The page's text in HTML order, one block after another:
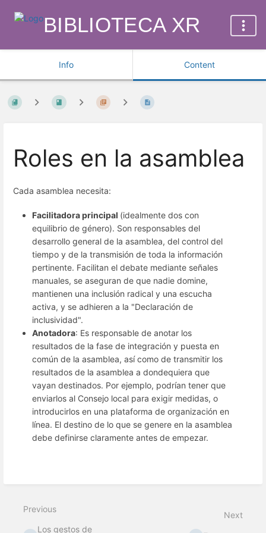
BIBLIOTECA XR
Info Content
Roles en la asamblea
Cada asamblea necesita:
Facilitadora principal (idealmente dos con
equilibrio de género). Son responsables del
desarrollo general de la asamblea, del control del
tiempo y de la transmisión de toda la información
pertinente. Facilitan el debate mediante señales
manuales, se aseguran de que nadie domine,
mantienen una inclusión radical y una escucha
activa, y se adhieren a la "Declaración de
inclusividad".
Anotadora: Es responsable de anotar los
resultados de la fase de integración y puesta en
común de la asamblea, así como de transmitir los
resultados de la asamblea a dondequiera que
vayan destinados. Por ejemplo, podrían tener que
enviarlos al Consejo local para exigir medidas, o
introducirlos en una plataforma de organización en
línea. El destino de lo que se genere en la asamblea
debe definirse claramente antes de empezar.
Previous
Los gestos de
Next